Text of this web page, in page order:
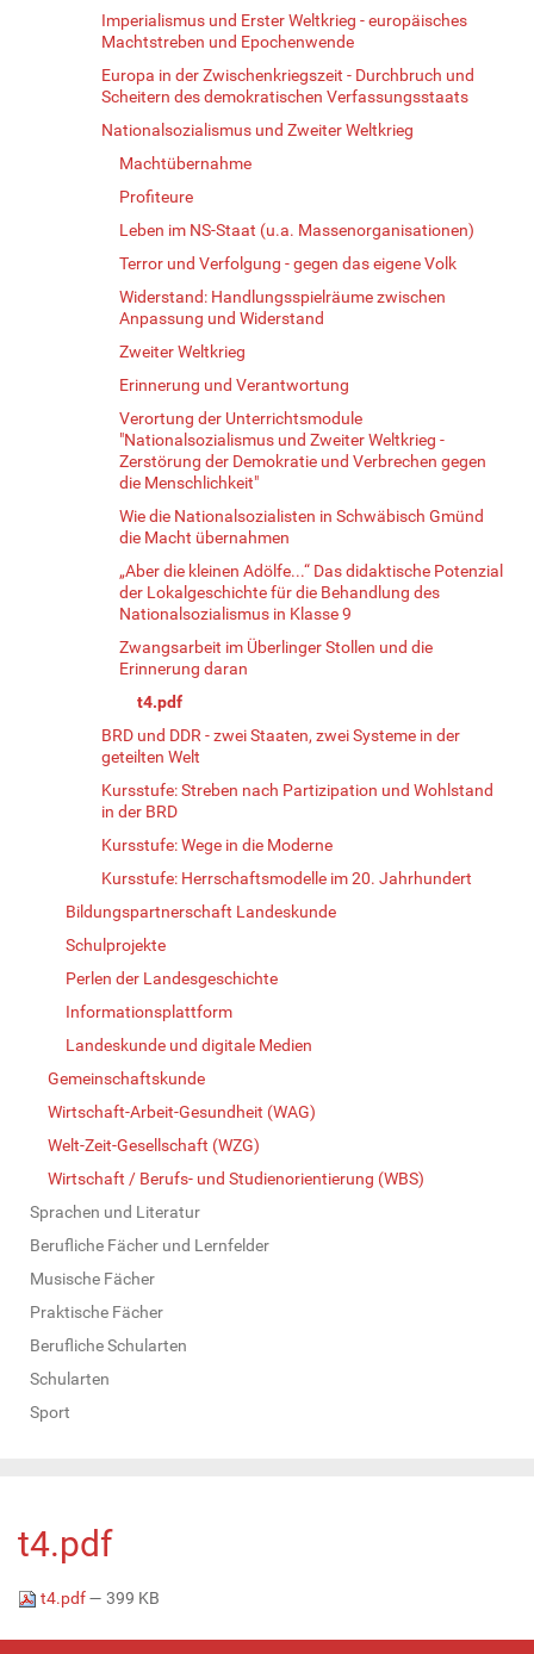
Imperialismus und Erster Weltkrieg - europäisches
Machtstreben und Epochenwende
Europa in der Zwischenkriegszeit - Durchbruch und
Scheitern des demokratischen Verfassungsstaats
Nationalsozialismus und Zweiter Weltkrieg
Machtübernahme
Profiteure
Leben im NS-Staat (u.a. Massenorganisationen)
Terror und Verfolgung - gegen das eigene Volk
Widerstand: Handlungsspielräume zwischen
Anpassung und Widerstand
Zweiter Weltkrieg
Erinnerung und Verantwortung
Verortung der Unterrichtsmodule
"Nationalsozialismus und Zweiter Weltkrieg -
Zerstörung der Demokratie und Verbrechen gegen
die Menschlichkeit"
Wie die Nationalsozialisten in Schwäbisch Gmünd
die Macht übernahmen
„Aber die kleinen Adölfe...“ Das didaktische Potenzial
der Lokalgeschichte für die Behandlung des
Nationalsozialismus in Klasse 9
Zwangsarbeit im Überlinger Stollen und die
Erinnerung daran
t4.pdf
BRD und DDR - zwei Staaten, zwei Systeme in der
geteilten Welt
Kursstufe: Streben nach Partizipation und Wohlstand
in der BRD
Kursstufe: Wege in die Moderne
Kursstufe: Herrschaftsmodelle im 20. Jahrhundert
Bildungspartnerschaft Landeskunde
Schulprojekte
Perlen der Landesgeschichte
Informationsplattform
Landeskunde und digitale Medien
Gemeinschaftskunde
Wirtschaft-Arbeit-Gesundheit (WAG)
Welt-Zeit-Gesellschaft (WZG)
Wirtschaft / Berufs- und Studienorientierung (WBS)
Sprachen und Literatur
Berufliche Fächer und Lernfelder
Musische Fächer
Praktische Fächer
Berufliche Schularten
Schularten
Sport
t4.pdf
t4.pdf— 399 KB